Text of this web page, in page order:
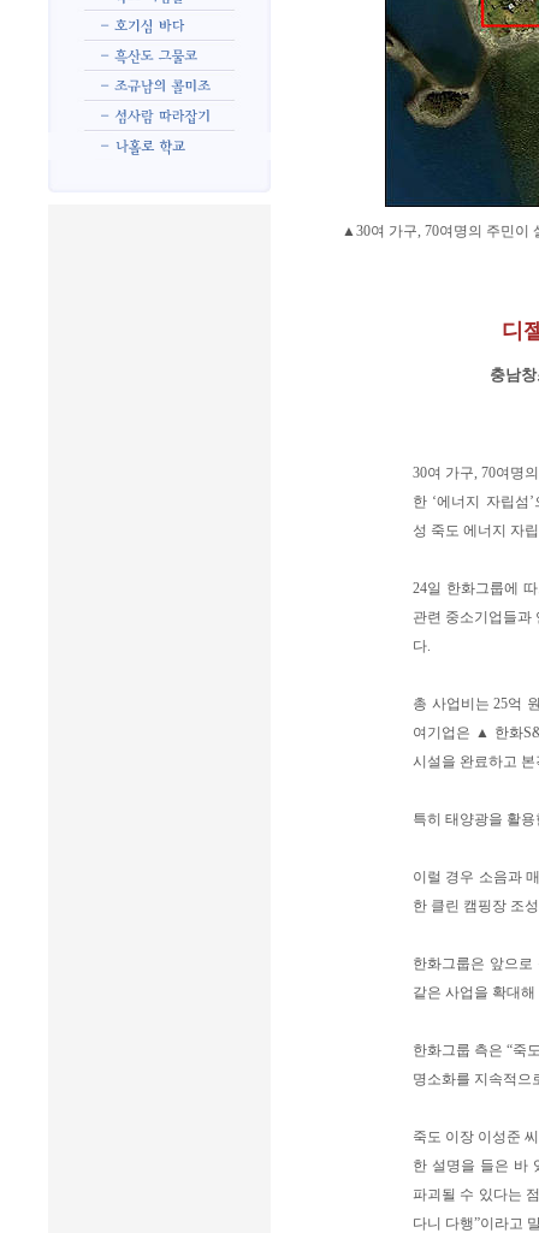
▲30여 가구, 70여명의 주민이
디
충남
30여 가구, 70여명
한 ‘에너지 자립섬
성 죽도 에너지 자
24일 한화그룹에
관련 중소기업들과
다.
총 사업비는 25억
여기업은 ▲ 한화
시설을 완료하고
특히 태양광을 활
이럴 경우 소음과
한 클린 캠핑장 조
한화그룹은 앞으
같은 사업을 확대
한화그룹 측은 “죽
명소화를 지속적으
죽도 이장 이성준
한 설명을 들은 바
파괴될 수 있다는
다니 다행”이라고